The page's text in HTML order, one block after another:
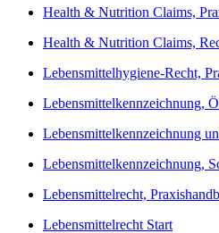
Health & Nutrition Claims,
Health & Nutrition Claims,
Lebensmittelhygiene-Recht,
Lebensmittelkennzeichnung,
Lebensmittelkennzeichnung
Lebensmittelkennzeichnung,
Lebensmittelrecht,
Lebensmittelrecht Start